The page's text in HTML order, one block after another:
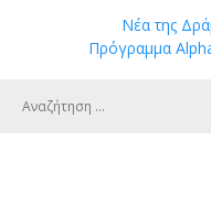
Νέα της
Πρόγραμμα